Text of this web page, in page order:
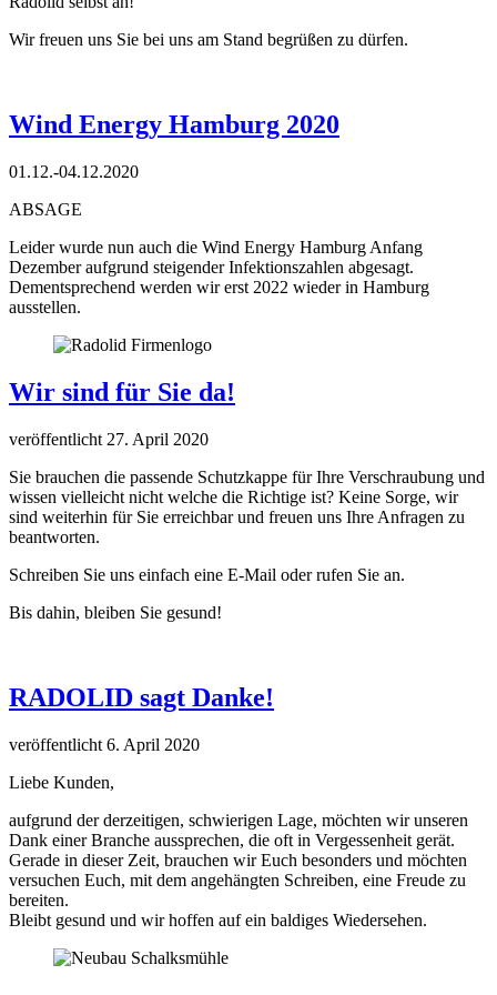
Wir freuen uns Sie bei uns am Stand begrüßen zu dürfen.
Wind Energy Hamburg 2020
01.12.-04.12.2020
ABSAGE
Leider wurde nun auch die Wind Energy Hamburg Anfang
Dezember aufgrund steigender Infektionszahlen abgesagt.
Dementsprechend werden wir erst 2022 wieder in Hamburg
ausstellen.
Wir sind für Sie da!
veröffentlicht 27. April 2020
Sie brauchen die passende Schutzkappe für Ihre Verschraubung und
wissen vielleicht nicht welche die Richtige ist? Keine Sorge, wir
sind weiterhin für Sie erreichbar und freuen uns Ihre Anfragen zu
beantworten.
Schreiben Sie uns einfach eine E-Mail oder rufen Sie an.
Bis dahin, bleiben Sie gesund!
RADOLID sagt Danke!
veröffentlicht 6. April 2020
Liebe Kunden,
aufgrund der derzeitigen, schwierigen Lage, möchten wir unseren
Dank einer Branche aussprechen, die oft in Vergessenheit gerät.
Gerade in dieser Zeit, brauchen wir Euch besonders und möchten
versuchen Euch, mit dem angehängten Schreiben, eine Freude zu
bereiten.
Bleibt gesund und wir hoffen auf ein baldiges Wiedersehen.